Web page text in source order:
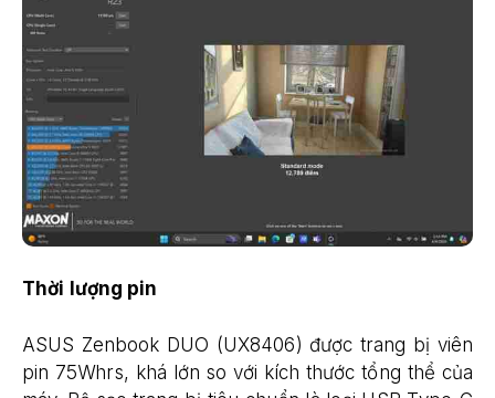
Thời lượng pin
ASUS Zenbook DUO (UX8406) được trang bị viên
pin 75Whrs, khá lớn so với kích thước tổng thể của